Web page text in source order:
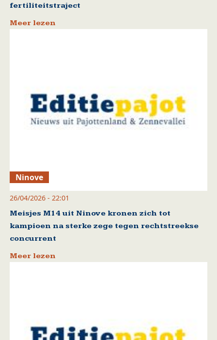
fertiliteitstraject
Meer lezen
Ninove
26/04/2026 - 22:01
Meisjes M14 uit Ninove kronen zich tot
kampioen na sterke zege tegen rechtstreekse
concurrent
Meer lezen